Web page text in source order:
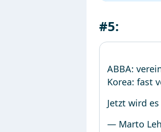
#5:
ABBA:
Korea: fast
Jetzt wird
— Marto